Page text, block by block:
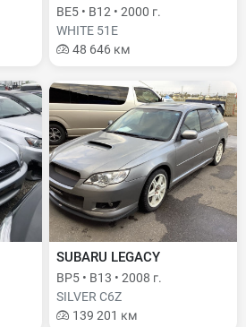
BE5 • B12 • 2000 г.
WHITE 51E
48 646 км
SUBARU LEGACY
BP5 • B13 • 2008 г.
SILVER C6Z
139 201 км